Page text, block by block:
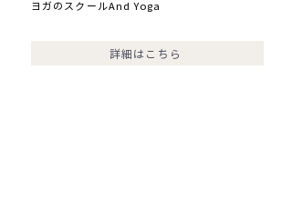
ヨガのスクールAnd Yoga
詳細はこちら